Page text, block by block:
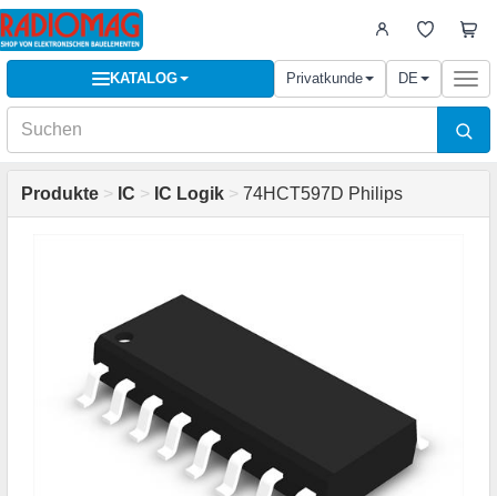
KATALOG Privatkunde DE
Produkte > IC > IC Logik > 74HCT597D Philips